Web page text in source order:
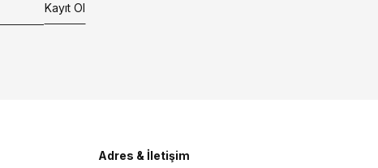
Kayıt Ol
Adres & İletişim